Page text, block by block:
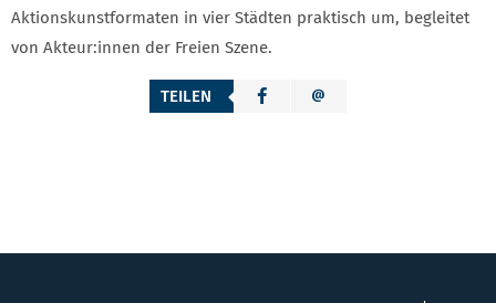
Aktionskunstformaten in vier Städten praktisch um, begleitet
von Akteur:innen der Freien Szene.
TEILEN